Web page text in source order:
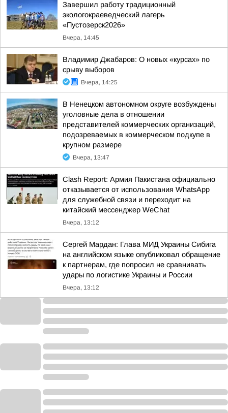
Завершил работу традиционный
экологокраеведческий лагерь
«Пустозерск2026»
Вчера, 14:45
Владимир Джабаров: О новых «курсах» по
срыву выборов
Вчера, 14:25
В Ненецком автономном округе возбуждены
уголовные дела в отношении
представителей коммерческих организаций,
подозреваемых в коммерческом подкупе в
крупном размере
Вчера, 13:47
Clash Report: Армия Пакистана официально
отказывается от использования WhatsApp
для служебной связи и переходит на
китайский мессенджер WeChat
Вчера, 13:12
Сергей Мардан: Глава МИД Украины Сибига
на английском языке опубликовал обращение
к партнерам, где попросил не сравнивать
удары по логистике Украины и России
Вчера, 13:12